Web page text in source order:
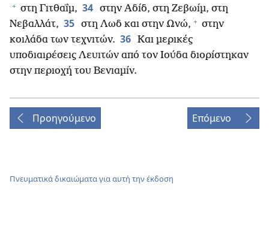
+ στη Γιτθαΐμ, 34 στην Αδίδ, στη Ζεβωίμ, στη
Νεβαλλάτ, 35 στη Λωδ και στην Ωνώ, + στην
κοιλάδα των τεχνιτών. 36 Και μερικές
υποδιαιρέσεις Λευιτών από τον Ιούδα διορίστηκαν
στην περιοχή του Βενιαμίν.
Προηγούμενο Επόμενο
Πνευματικά δικαιώματα για αυτή την έκδοση